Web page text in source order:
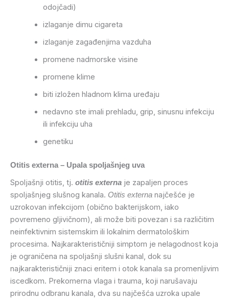
odojčadi)
izlaganje dimu cigareta
izlaganje zagađenjima vazduha
promene nadmorske visine
promene klime
biti izložen hladnom klima uređaju
nedavno ste imali prehladu, grip, sinusnu infekciju
ili infekciju uha
genetiku
Otitis externa – Upala spoljašnjeg uva
Spoljašnji otitis, tj. otitis externa je zapaljen proces
spoljašnjeg slušnog kanala. Otitis externa najčešće je
uzrokovan infekcijom (obično bakterijskom, iako
povremeno gljivičnom), ali može biti povezan i sa različitim
neinfektivnim sistemskim ili lokalnim dermatološkim
procesima. Najkarakterističniji simptom je nelagodnost koja
je ograničena na spoljašnji slušni kanal, dok su
najkarakterističniji znaci eritem i otok kanala sa promenljivim
iscedkom. Prekomerna vlaga i trauma, koji narušavaju
prirodnu odbranu kanala, dva su najčešća uzroka upale